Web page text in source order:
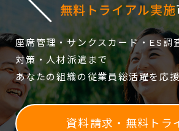
無料トライアル実施
座席管理・サンクスカード・ES調
対策・人材派遣まで
あなたの組織の従業員総活躍を応援
資料請求・無料トラ